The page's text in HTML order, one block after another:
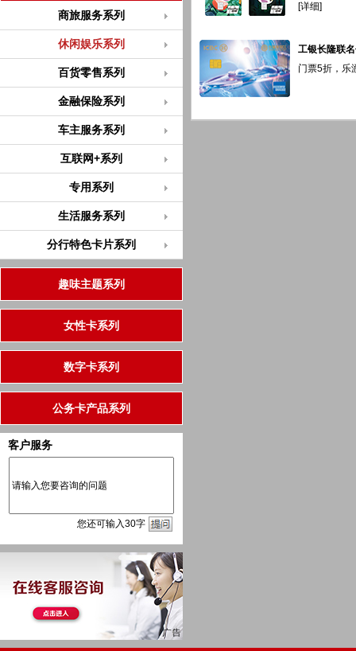
商旅服务系列
休闲娱乐系列
百货零售系列
金融保险系列
车主服务系列
互联网+系列
专用系列
生活服务系列
分行特色卡片系列
趣味主题系列
女性卡系列
数字卡系列
公务卡产品系列
客户服务
您还可输入30字
[详细]
工银长隆联
门票5折，乐